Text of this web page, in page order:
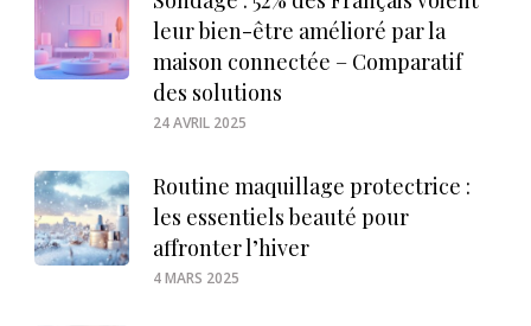
leur bien-être amélioré par la
maison connectée – Comparatif
des solutions
24 AVRIL 2025
Routine maquillage protectrice :
les essentiels beauté pour
affronter l’hiver
4 MARS 2025